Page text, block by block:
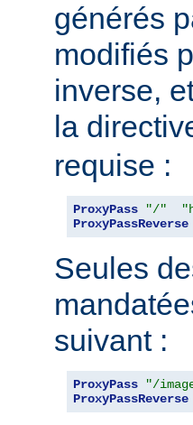
générés
modifiés
inverse,
la
requise :
ProxyPass "/"
ProxyPassReverse
Seules
suivant :
ProxyPass "/
ProxyPassReverse